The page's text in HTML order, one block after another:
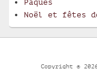
Pâques
Noël et fêtes
Copyright ©